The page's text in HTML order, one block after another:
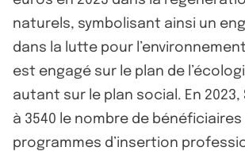
naturels, symbolisant ainsi un
dans la lutte pour
est engagé sur le plan de
autant sur le plan social. En
à 3540 le nombre de bénéficiaires
programmes d’insertion